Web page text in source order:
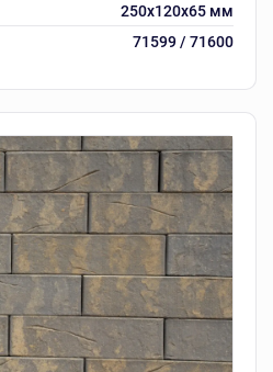
250х120х65 мм
71599 / 71600